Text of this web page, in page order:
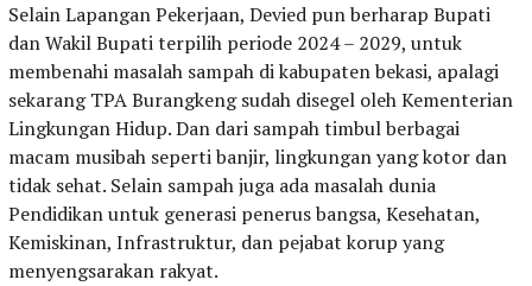
Selain Lapangan Pekerjaan, Devied pun berharap Bupati
dan Wakil Bupati terpilih periode 2024 – 2029, untuk
membenahi masalah sampah di kabupaten bekasi, apalagi
sekarang TPA Burangkeng sudah disegel oleh Kementerian
Lingkungan Hidup. Dan dari sampah timbul berbagai
macam musibah seperti banjir, lingkungan yang kotor dan
tidak sehat. Selain sampah juga ada masalah dunia
Pendidikan untuk generasi penerus bangsa, Kesehatan,
Kemiskinan, Infrastruktur, dan pejabat korup yang
menyengsarakan rakyat.